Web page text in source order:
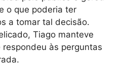
o que poderia ter
a tomar tal decisão.
Tiago manteve
às perguntas